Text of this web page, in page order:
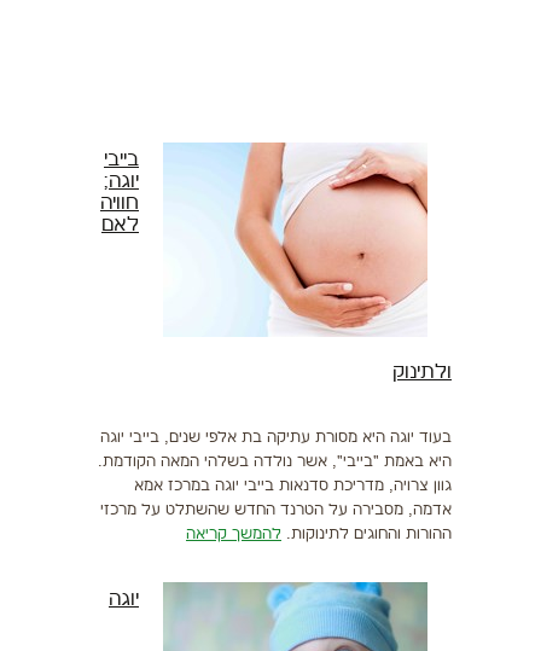
בריאות
צור קשר
בייבי
יוגה;
חוויה
לאם
ולתינוק
בעוד יוגה היא מסורת עתיקה בת אלפי שנים, בייבי יוגה
היא באמת "בייבי", אשר נולדה בשלהי המאה הקודמת.
גוון צרויה, מדריכת סדנאות בייבי יוגה במרכז אמא
אדמה, מסבירה על הטרנד החדש שהשתלט על מרכזי
ההורות והחוגים לתינוקות. להמשך קריאה
יוגה